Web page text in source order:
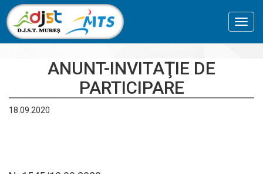
ANUNT-INVITAŢIE DE
PARTICIPARE
18.09.2020